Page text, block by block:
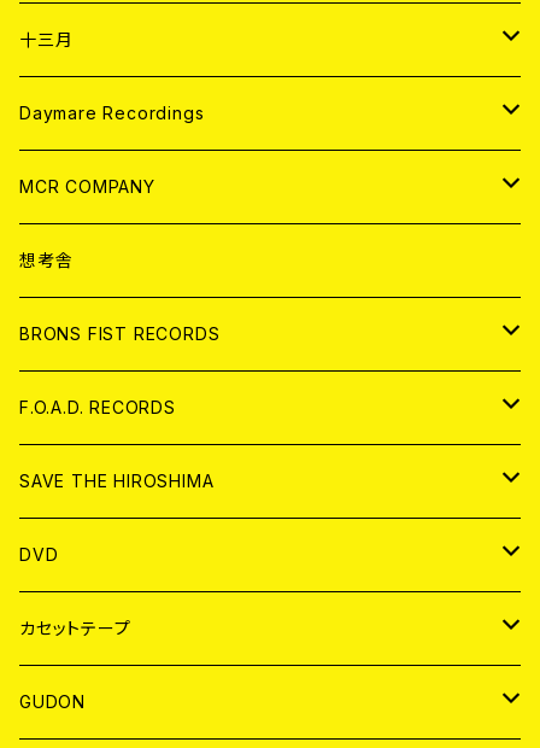
ANALOG
アパレル
CD
ANALOG
十三月
CD
ANALOG
Daymare Recordings
CD
ANALOG
MCR COMPANY
CD
アパレル
ANALOG
想考舎
BRONS FIST RECORDS
CD
ANALOG
F.O.A.D. RECORDS
CD
ANALOG
SAVE THE HIROSHIMA
アパレル
BADGE
DVD
JAPAN
WORLD
カセットテープ
JAPAN
GUDON